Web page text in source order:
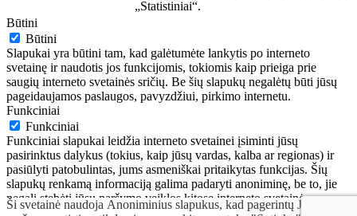
Ši svetainė naudoja Anoniminius slapukus, kad pagerintų Jūsų
„Statistiniai“.
Būtini
Būtini
Slapukai yra būtini tam, kad galėtumėte lankytis po interneto
svetainę ir naudotis jos funkcijomis, tokiomis kaip prieiga prie
saugių interneto svetainės sričių. Be šių slapukų negalėtų būti jūsų
pageidaujamos paslaugos, pavyzdžiui, pirkimo internetu.
Funkciniai
Funkciniai
Funkciniai slapukai leidžia interneto svetainei įsiminti jūsų
pasirinktus dalykus (tokius, kaip jūsų vardas, kalba ar regionas) ir
pasiūlyti patobulintas, jums asmeniškai pritaikytas funkcijas. Šių
slapukų renkamą informaciją galima padaryti anoniminę, be to, jie
negali stebėti jūsų naršymo veiklos kitose interneto svetainėse.
IŠSAUGOTI IR SUTIKTI